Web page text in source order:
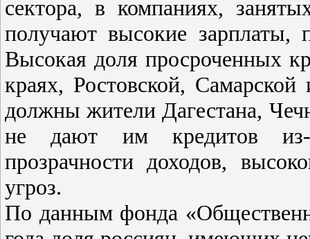
сектора, в компаниях,
получают высокие зарплаты,
Высокая доля просроченных
краях, Ростовской,
должны жители Дагестана,
не дают им кредитов из-
прозрачности доходов,
угроз.
По данным фонда